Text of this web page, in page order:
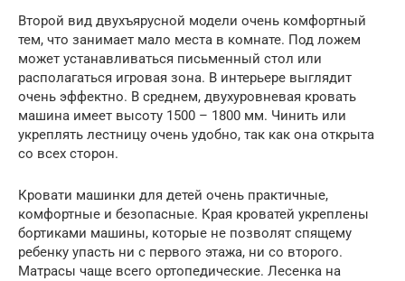
Второй вид двухъярусной модели очень комфортный
тем, что занимает мало места в комнате. Под ложем
может устанавливаться письменный стол или
располагаться игровая зона. В интерьере выглядит
очень эффектно. В среднем, двухуровневая кровать
машина имеет высоту 1500 – 1800 мм. Чинить или
укреплять лестницу очень удобно, так как она открыта
со всех сторон.
Кровати машинки для детей очень практичные,
комфортные и безопасные. Края кроватей укреплены
бортиками машины, которые не позволят спящему
ребенку упасть ни с первого этажа, ни со второго.
Матрасы чаще всего ортопедические. Лесенка на